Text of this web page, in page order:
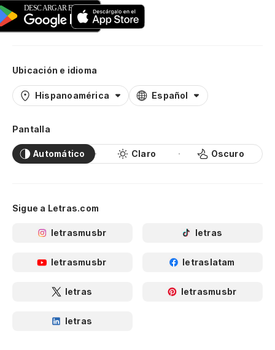
Ubicación e idioma
Hispanoamérica Español
Pantalla
Automático Claro Oscuro
Sigue a Letras.com
letrasmusbr letras
letrasmusbr letraslatam
letras letrasmusbr
letras